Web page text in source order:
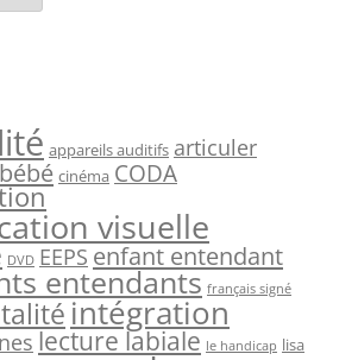
appareils auditifs articuler
bébé cinéma CODA
visuelle
DVD EEPS enfant entendant
entendants français signé
intégration
lecture labiale le handicap lisa